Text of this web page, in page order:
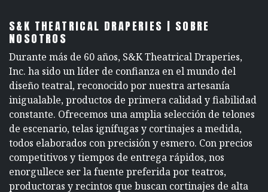
S&K THEATRICAL DRAPERIES | SOBRE
NOSOTROS
Durante más de 60 años, S&K Theatrical Draperies,
Inc. ha sido un líder de confianza en el mundo del
diseño teatral, reconocido por nuestra artesanía
inigualable, productos de primera calidad y fiabilidad
constante. Ofrecemos una amplia selección de telones
de escenario, telas ignífugas y cortinajes a medida,
todos elaborados con precisión y esmero. Con precios
competitivos y tiempos de entrega rápidos, nos
enorgullece ser la fuente preferida por teatros,
productoras y recintos que buscan cortinajes de alta